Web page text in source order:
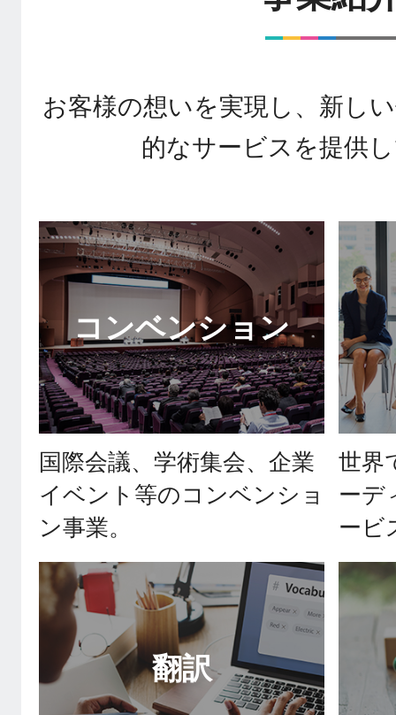
お客様の想いを実現し、新し
的なサービスを提供
コンベンション
国際会議、学術集会、企業
イベント等のコンベンショ
ン事業。
世界
ーデ
ービ
翻訳